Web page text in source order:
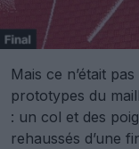
Mais ce n’était
prototypes du
: un col et des
rehaussés d’une